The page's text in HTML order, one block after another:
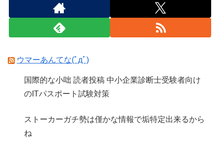
ウマーあんてな(ﾟдﾟ)
国際的な小咄 読者投稿 中小企業診断士受験者向け
のITパスポート試験対策
ストーカーガチ勢は僅かな情報で垢特定出来るから
ね